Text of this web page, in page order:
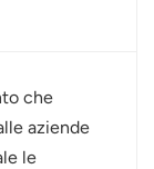
che
aziende
le